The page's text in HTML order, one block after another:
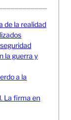
de la realidad
la guerra y
a la
La firma en